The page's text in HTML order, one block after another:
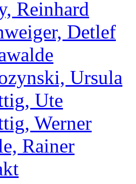
Reinhard
Detlef
Ursula
Ute
Werner
Rainer